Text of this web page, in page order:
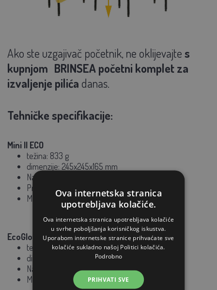
Ako ste uzgajivač početnik, ne oklijevajtes
kupnjom BRINSEA početni komplet za
izvaljenje pilića danas.
Tehničke specifikacije:
Mini II ECO
težina: 833 g
dimenzije: 245x245x165 mm
Napajanje: 220V, 50-60Hz
Prosječna potrošnja: 12 W
Maksimalna potrošnja: 20 W
EcoGlow 600:
težina: 630 g
dimenzije: 291x208x61 mm
Napajanje: 220V, 50-60Hz
Maksimalna potrošnja: 12 W
Ova internetska stranica
upotrebljava kolačiće.
Ova internetska stranica upotrebljava kolačiće
u svrhe poboljšanja korisničkog iskustva.
Uporabom internetske stranice prihvaćate sve
kolačiće sukladno našoj Politici kolačića.
Podrobno
PRIHVATI SVE